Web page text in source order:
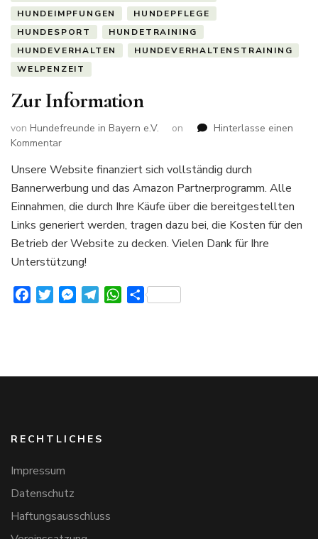
HUNDEIMPFUNGEN
HUNDEPFLEGE
HUNDESPORT
HUNDETRAINING
HUNDEVERHALTEN
HUNDEVERHALTENSTRAINING
WELPENZEIT
Zur Information
von Hundefreunde in Bayern e.V. on
Hinterlasse einen
Kommentarzu
Information
Unsere Website finanziert sich vollständig durch
Bannerwerbung und das Amazon Partnerprogramm. Alle
Einnahmen, die durch Ihre Käufe über die bereitgestellten
Links generiert werden, tragen dazu bei, die Kosten für den
Betrieb der Website zu decken. Vielen Dank für Ihre
Unterstützung!
FacebookTwitterMessenger
TelegramWhatsApp
Teilen
RECHTLICHES
Impressum
Datenschutz
Haftungsausschluss